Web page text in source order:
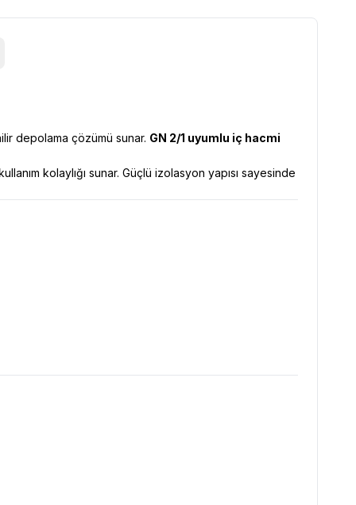
depolama çözümü sunar. GN 2/1 uyumlu iç hacmi
kolaylığı sunar. Güçlü izolasyon yapısı sayesinde